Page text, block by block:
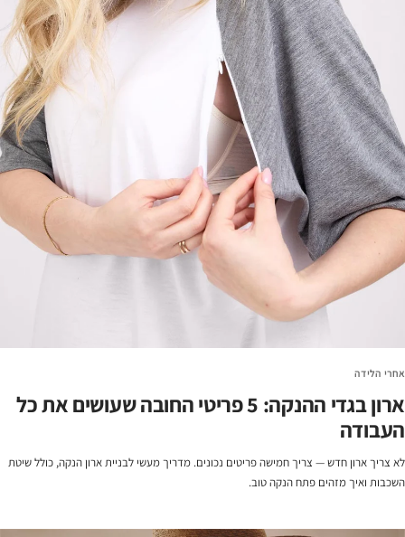
אחרי הלידה
ארון בגדי ההנקה: 5 פריטי החובה שעושים את כל
העבודה
לא צריך ארון חדש — צריך חמישה פריטים נכונים. מדריך מעשי לבניית ארון הנקה, כולל שיטת
השכבות ואיך מזהים פתח הנקה טוב.